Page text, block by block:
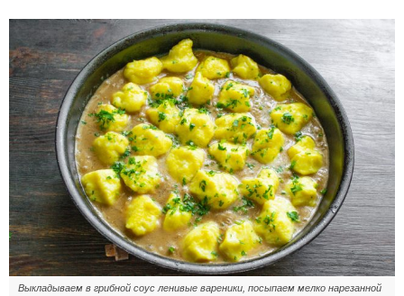
Выкладываем в грибной соус ленивые вареники, посыпаем мелко нарезанной